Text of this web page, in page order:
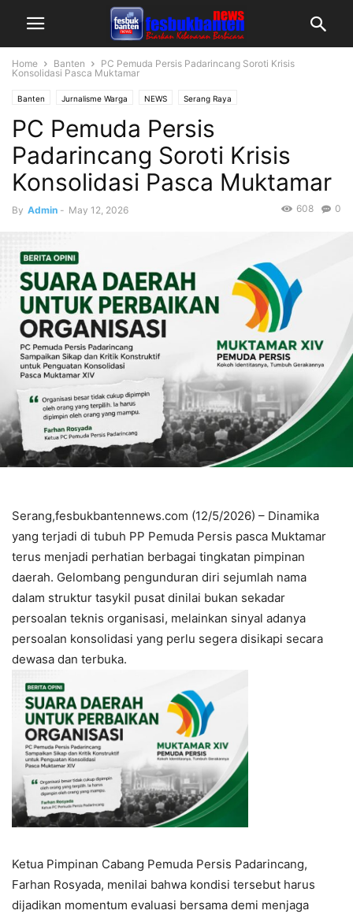
Home Banten
PC Pemuda Persis Padarincang Soroti Krisis
Konsolidasi Pasca Muktamar
Banten Jurnalisme Warga NEWS Serang Raya
PC Pemuda Persis
Padarincang Soroti Krisis
Konsolidasi Pasca Muktamar
By Admin - May 12, 2026 0
608
Serang,fesbukbantennews.com (12/5/2026) – Dinamika
yang terjadi di tubuh PP Pemuda Persis pasca Muktamar
terus menjadi perhatian berbagai tingkatan pimpinan
daerah. Gelombang pengunduran diri sejumlah nama
dalam struktur tasykil pusat dinilai bukan sekadar
persoalan teknis organisasi, melainkan sinyal adanya
persoalan konsolidasi yang perlu segera disikapi secara
dewasa dan terbuka.
Ketua Pimpinan Cabang Pemuda Persis Padarincang,
Farhan Rosyada, menilai bahwa kondisi tersebut harus
dijadikan momentum evaluasi bersama demi menjaga